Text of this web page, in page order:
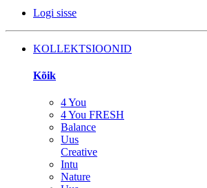
Logi sisse
KOLLEKTSIOONID
Kõik
4 You
4 You FRESH
Balance
Uus
Creative
Intu
Nature